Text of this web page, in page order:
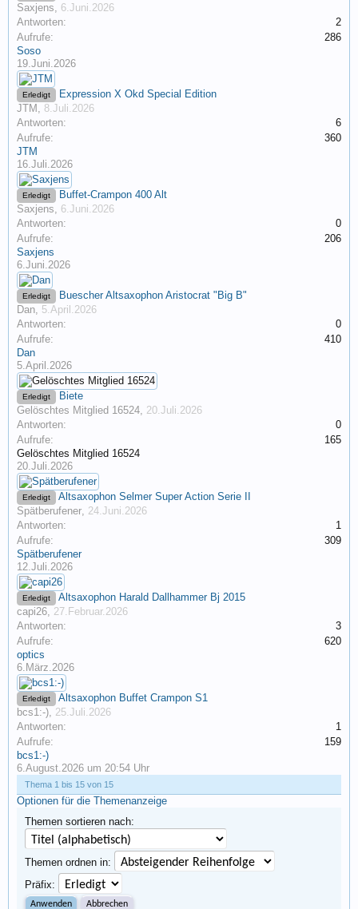
Saxjens, 6.Juni.2026
Antworten:
2
Aufrufe:
286
Soso
19.Juni.2026
Erledigt
Expression X Okd Special Edition
JTM , 8.Juli.2026
Antworten:
6
Aufrufe:
360
JTM
16.Juli.2026
Erledigt
Buffet-Crampon 400 Alt
Saxjens, 6.Juni.2026
Antworten:
0
Aufrufe:
206
Saxjens
6.Juni.2026
Erledigt
Buescher Altsaxophon Aristocrat "Big B"
Dan, 5.April.2026
Antworten:
0
Aufrufe:
410
Dan
5.April.2026
Erledigt
Biete
Gelöschtes Mitglied 16524, 20.Juli.2026
Antworten:
0
Aufrufe:
165
Gelöschtes Mitglied 16524
20.Juli.2026
Erledigt
Altsaxophon Selmer Super Action Serie II
Spätberufener, 24.Juni.2026
Antworten:
1
Aufrufe:
309
Spätberufener
12.Juli.2026
Erledigt
Altsaxophon Harald Dallhammer Bj 2015
capi26, 27.Februar.2026
Antworten:
3
Aufrufe:
620
optics
6.März.2026
Erledigt
Altsaxophon Buffet Crampon S1
bcs1:-), 25.Juli.2026
Antworten:
1
Aufrufe:
159
bcs1:-)
6.August.2026 um 20:54 Uhr
Thema 1 bis 15 von 15
Optionen für die Themenanzeige
Themen sortieren nach:
Themen ordnen in:
Präfix: